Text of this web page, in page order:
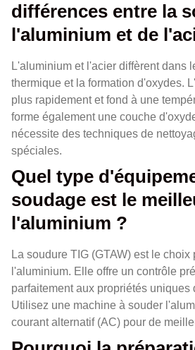
différences entre la
l'aluminium et de
L'aluminium et l'acier diffèrent dans
thermique et la formation d'oxydes.
plus rapidement et fond à une
forme également une couche
nécessite des techniques de
spéciales.
Quel type
soudage est le
l'aluminium ?
La soudure TIG (GTAW) est le
l'aluminium. Elle offre un contrôle
parfaitement aux propriétés uniques
Utilisez une machine à souder
courant alternatif (AC) pour de